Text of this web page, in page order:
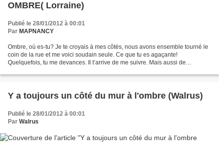
OMBRE( Lorraine)
Publié le 28/01/2012 à 00:01
Par MAPNANCY
Ombre, où es-tu? Je te croyais à mes côtés, nous avons ensemble tourné le
coin de la rue et me voici soudain seule. Ce que tu es agaçante!
Quelquefois, tu me devances. Il t’arrive de me suivre. Mais aussi de
Y a toujours un côté du mur à l'ombre (Walrus)
Publié le 28/01/2012 à 00:01
Par Walrus